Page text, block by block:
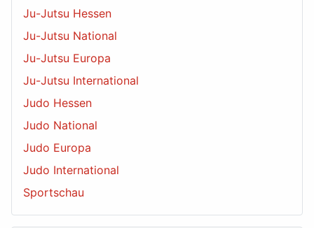
Ju-Jutsu Hessen
Ju-Jutsu National
Ju-Jutsu Europa
Ju-Jutsu International
Judo Hessen
Judo National
Judo Europa
Judo International
Sportschau